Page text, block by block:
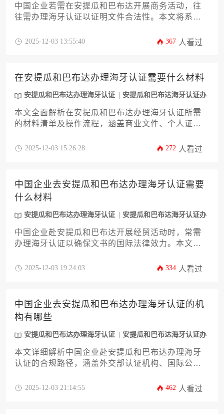
中国企业若需在安提瓜和巴布达开展商务活动，往
往需办理海牙认证以证明文件合法性。本文将系统
认证及注意事项，帮助企业高效完成跨境文件合规
2025-12-03 13:55:40 367 人看过
在安提瓜和巴布达办理海牙认证需要什么材料
安提瓜和巴布达办理海牙认证
安提瓜和巴布达海牙认证办
本文全面解析在安提瓜和巴布达办理海牙认证所需
的材料清单及操作流程，涵盖商业文件、个人证件
类、公证翻译、提交步骤、常见问题及时效成本等
2025-12-03 15:26:28 272 人看过
中国企业去安提瓜和巴布达办理海牙认证需要
什么材料
安提瓜和巴布达办理海牙认证
安提瓜和巴布达海牙认证办
中国企业赴安提瓜和巴布达开展经贸活动时，常需
办理海牙认证以确保文书的国际法律效力。本文系
12类核心材料清单，涵盖商业登记文件、董事会决
标准化操作指南。
2025-12-03 19:24:03 334 人看过
中国企业去安提瓜和巴布达办理海牙认证的机
构有哪些
安提瓜和巴布达办理海牙认证
安提瓜和巴布达海牙认证办
本文详细解析中国企业赴安提瓜和巴布达办理海牙
认证的合规路径，涵盖外交部认证机构、国际公证
统介绍认证流程的十二个关键环节，包括材料准
2025-12-03 21:14:55 462 人看过